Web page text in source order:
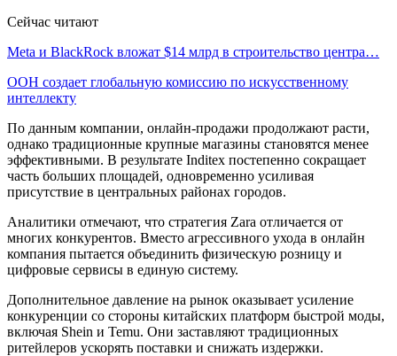
Сейчас читают
Meta и BlackRock вложат $14 млрд в строительство центра…
ООН создает глобальную комиссию по искусственному
интеллекту
По данным компании, онлайн-продажи продолжают расти,
однако традиционные крупные магазины становятся менее
эффективными. В результате Inditex постепенно сокращает
часть больших площадей, одновременно усиливая
присутствие в центральных районах городов.
Аналитики отмечают, что стратегия Zara отличается от
многих конкурентов. Вместо агрессивного ухода в онлайн
компания пытается объединить физическую розницу и
цифровые сервисы в единую систему.
Дополнительное давление на рынок оказывает усиление
конкуренции со стороны китайских платформ быстрой моды,
включая Shein и Temu. Они заставляют традиционных
ритейлеров ускорять поставки и снижать издержки.